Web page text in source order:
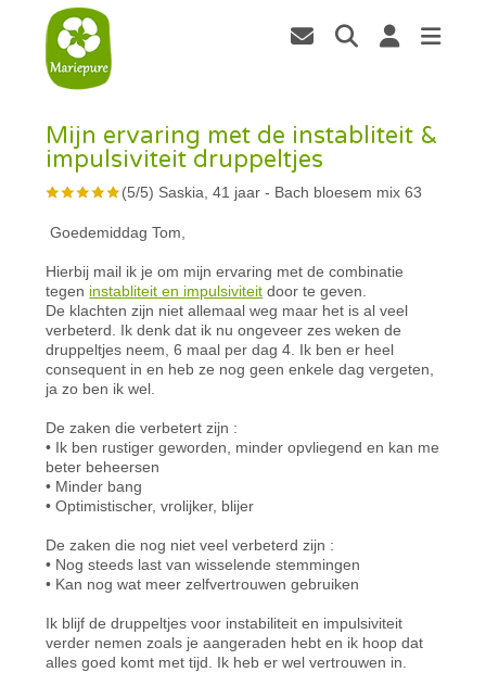
Mijn ervaring met de instabliteit &
impulsiviteit druppeltjes
(5/5) Saskia, 41 jaar - Bach bloesem mix 63
Goedemiddag Tom,
Hierbij mail ik je om mijn ervaring met de combinatie
tegen instabliteit en impulsiviteit door te geven.
De klachten zijn niet allemaal weg maar het is al veel
verbeterd. Ik denk dat ik nu ongeveer zes weken de
druppeltjes neem, 6 maal per dag 4. Ik ben er heel
consequent in en heb ze nog geen enkele dag vergeten,
ja zo ben ik wel.
De zaken die verbetert zijn :
• Ik ben rustiger geworden, minder opvliegend en kan me
beter beheersen
• Minder bang
• Optimistischer, vrolijker, blijer
De zaken die nog niet veel verbeterd zijn :
• Nog steeds last van wisselende stemmingen
• Kan nog wat meer zelfvertrouwen gebruiken
Ik blijf de druppeltjes voor instabiliteit en impulsiviteit
verder nemen zoals je aangeraden hebt en ik hoop dat
alles goed komt met tijd. Ik heb er wel vertrouwen in.